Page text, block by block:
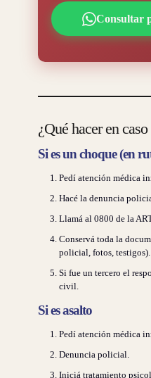
Consultar
¿Qué hacer en
Si es un choque (en
Pedí atención médica
Hacé la denuncia
Llamá al 0800 de la
Conservá toda la
policial, fotos, testigos).
Si fue un tercero el
civil.
Si es asalto
Pedí atención médica
Denuncia policial.
Iniciá tratamiento